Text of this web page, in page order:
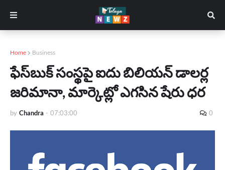
Home Business
ఫేస్‌బుక్‌ సంస్థపై ఐదు బిలియన్ డాలర్ల
జరిమానా, మార్కెట్లో ఎగసిన షేరు ధర
by Chandra - 07:03:00 0